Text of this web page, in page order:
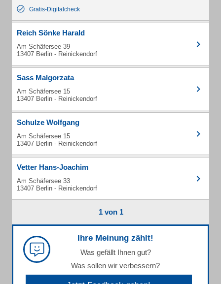
Gratis-Digitalcheck
Reich Sönke Harald
Am Schäfersee 39
13407 Berlin - Reinickendorf
Sass Malgorzata
Am Schäfersee 15
13407 Berlin - Reinickendorf
Schulze Wolfgang
Am Schäfersee 15
13407 Berlin - Reinickendorf
Vetter Hans-Joachim
Am Schäfersee 33
13407 Berlin - Reinickendorf
1 von 1
Ihre Meinung zählt!
Was gefällt Ihnen gut?
Was sollen wir verbessern?